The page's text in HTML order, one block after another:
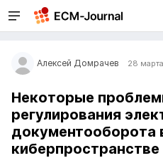
Алексей Домрачев 28
Некоторые
регулирования
документооборота
киберпространстве